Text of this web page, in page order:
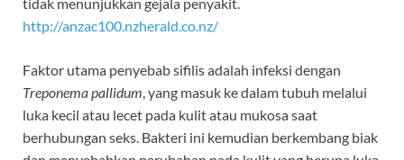
tidak menunjukkan gejala penyakit.
http://anzac100.nzherald.co.nz/
Faktor utama penyebab sifilis adalah infeksi dengan
Treponema pallidum, yang masuk ke dalam tubuh melalui
luka kecil atau lecet pada kulit atau mukosa saat
berhubungan seks. Bakteri ini kemudian berkembang biak